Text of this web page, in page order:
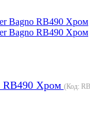
RB490 Хром (Код: